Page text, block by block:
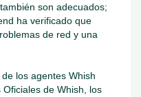
son adecuados;
ha verificado que
de red y una
los agentes Whish
de Whish, los